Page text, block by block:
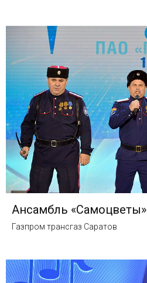
Ансамбль «Самоцветы»
Газпром трансгаз Саратов